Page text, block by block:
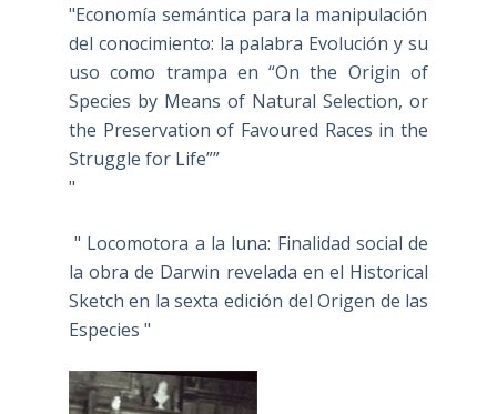
"Economía semántica para la manipulación
del conocimiento: la palabra Evolución y su
uso como trampa en “On the Origin of
Species by Means of Natural Selection, or
the Preservation of Favoured Races in the
Struggle for Life””
"
" Locomotora a la luna: Finalidad social de
la obra de Darwin revelada en el Historical
Sketch en la sexta edición del Origen de las
Especies "